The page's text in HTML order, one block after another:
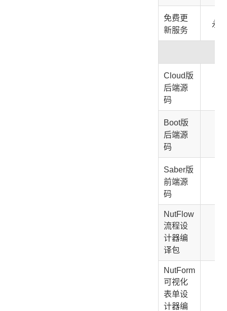
免费更
新服务
永
Cloud版
后端源
码
Boot版
后端源
码
Saber版
前端源
码
NutFlow
流程设
计器编
译包
NutForm
可视化
表单设
计器编